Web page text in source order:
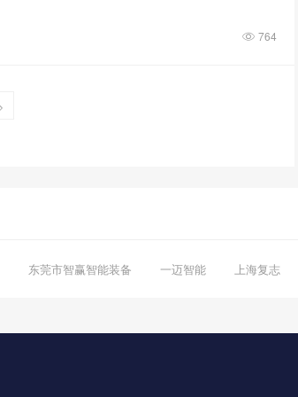
764
东莞市智赢智能装备 一迈智能 上海复志